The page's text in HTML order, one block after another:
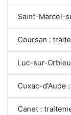
Saint-Marcel-
Coursan :
Luc-sur-
Cuxac-d'Aude
Canet :